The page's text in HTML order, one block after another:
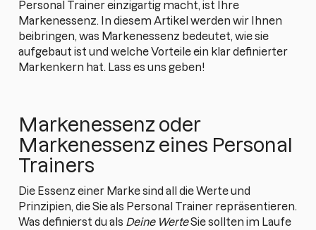
Personal Trainer einzigartig macht, ist Ihre
Markenessenz. In diesem Artikel werden wir Ihnen
beibringen, was Markenessenz bedeutet, wie sie
aufgebaut ist und welche Vorteile ein klar definierter
Markenkern hat. Lass es uns geben!
Markenessenz oder
Markenessenz eines Personal
Trainers
Die Essenz einer Marke sind all die Werte und
Prinzipien, die Sie als Personal Trainer repräsentieren.
Was definierst du als Deine WerteSie sollten im Laufe